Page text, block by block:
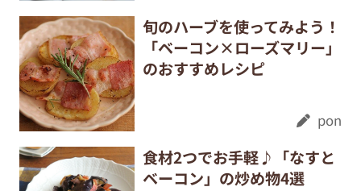
旬のハーブを使ってみよう！
「ベーコン×ローズマリー」
のおすすめレシピ
pon
食材2つでお手軽♪「なすと
ベーコン」の炒め物4選